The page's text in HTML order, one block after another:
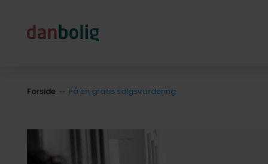
Forside Få en gratis salgsvurdering